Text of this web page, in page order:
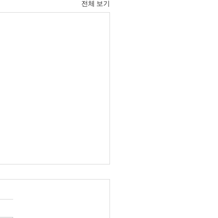
전체 보기
수요일 매일 말씀 묵상